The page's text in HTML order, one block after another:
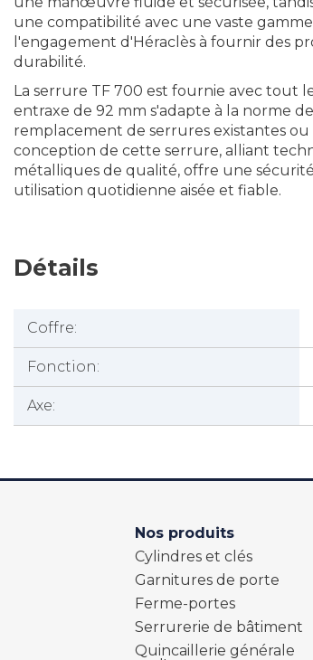
une compatibilité avec une vaste
l'engagement d'Héraclès à fournir des
durabilité.
La serrure TF 700 est fournie avec tout
entraxe de 92 mm s'adapte à la norme
remplacement de serrures existantes
conception de cette serrure, alliant
métalliques de qualité, offre une
utilisation quotidienne aisée et fiable.
Détails
Coffre:
Fonction:
Axe:
Nos produits
Cylindres et clés
Garnitures de porte
Ferme-portes
Serrurerie de bâtiment
Quincaillerie générale